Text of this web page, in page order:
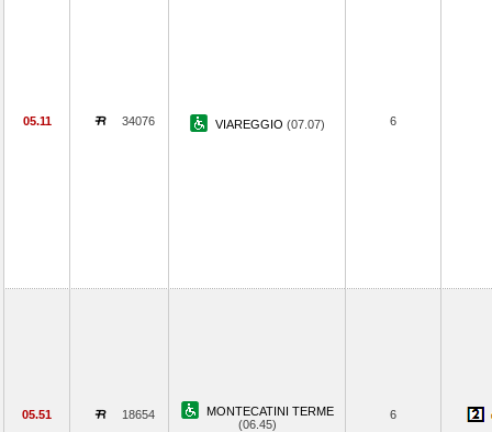
05.11 34076 VIAREGGIO (07.07) 6
05.51 18654
MONTECATINI TERME
(06.45)
6